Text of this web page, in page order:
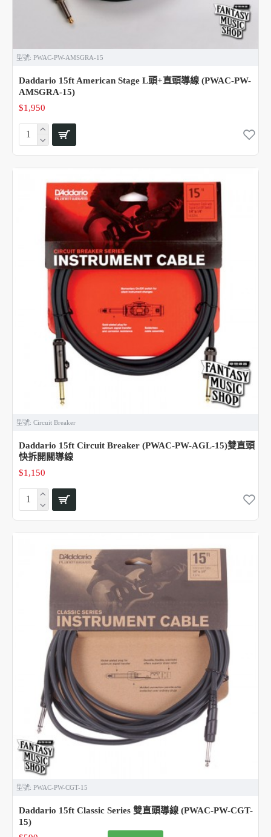
型號: PWAC-PW-AMSGRA-15
Daddario 15ft American Stage L頭+直頭導線 (PWAC-PW-
AMSGRA-15)
$1,950
型號: Circuit Breaker
Daddario 15ft Circuit Breaker (PWAC-PW-AGL-15)雙直頭
快拆開關導線
$1,150
型號: PWAC-PW-CGT-15
Daddario 15ft Classic Series 雙直頭導線 (PWAC-PW-CGT-
15)